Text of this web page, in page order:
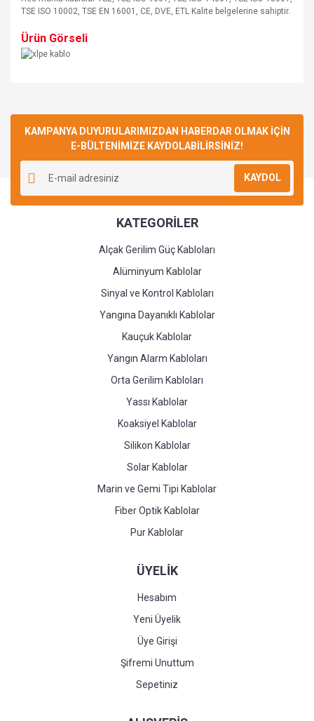
TSE ISO 10002, TSE EN 16001, CE, DVE, ETL Kalite belgelerine sahiptir.
Ürün Görseli
Yorum Yaz
KAMPANYA DUYURULARIMIZDAN HABERDAR OLMAK İÇİN
E-BÜLTENİMİZE KAYDOLABİLİRSİNİZ!
KAYDOL
KATEGORİLER
Alçak Gerilim Güç Kabloları
Alüminyum Kablolar
Sinyal ve Kontrol Kabloları
Yangına Dayanıklı Kablolar
Kauçuk Kablolar
Yangın Alarm Kabloları
Orta Gerilim Kabloları
Yassı Kablolar
Koaksiyel Kablolar
Silikon Kablolar
Solar Kablolar
Marin ve Gemi Tipi Kablolar
Fiber Optik Kablolar
Pur Kablolar
ÜYELİK
Hesabım
Yeni Üyelik
Üye Girişi
Şifremi Unuttum
Sepetiniz